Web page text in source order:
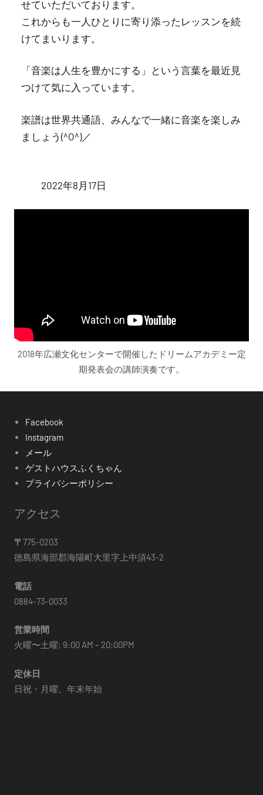
せていただいております。
これからも一人ひとりに寄り添ったレッスンを続
けてまいります。
「音楽は人生を豊かにする」という言葉を最近見
つけて気に入っています。
楽譜は世界共通語、みんなで一緒に音楽を楽しみ
ましょう(^O^)／
2022年8月17日
2018年広瀬文化センターで開催したドリームアカデミー定
期発表会の講師演奏です。
Facebook
Instagram
メール
ゲストハウスふくちゃん
プライバシーポリシー
アクセス
〒 775-0203
徳島県海部郡海陽町大里字上中須43-2
電話
0884-73-0033
営業時間
火曜〜土曜: 9:00 AM – 20:00PM
定休日
日祝・月曜、年末年始